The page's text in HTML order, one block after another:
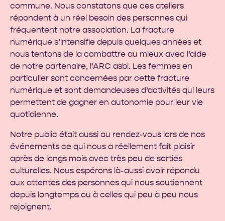
commune. Nous constatons que ces ateliers
répondent à un réel besoin des personnes qui
fréquentent notre association. La fracture
numérique s’intensifie depuis quelques années et
nous tentons de la combattre au mieux avec l’aide
de notre partenaire, l’ARC asbl. Les femmes en
particulier sont concernées par cette fracture
numérique et sont demandeuses d’activités qui leurs
permettent de gagner en autonomie pour leur vie
quotidienne.
Notre public était aussi au rendez-vous lors de nos
événements ce qui nous a réellement fait plaisir
après de longs mois avec très peu de sorties
culturelles. Nous espérons là-aussi avoir répondu
aux attentes des personnes qui nous soutiennent
depuis longtemps ou à celles qui peu à peu nous
rejoignent.